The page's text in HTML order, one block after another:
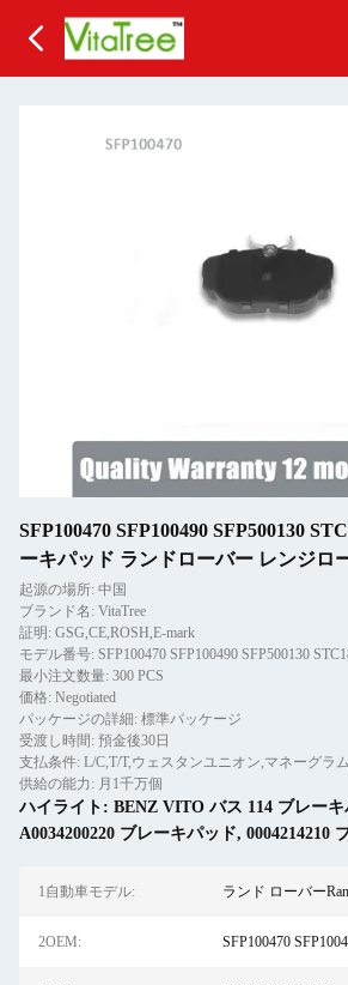
SFP100470 SFP100490 SFP500130
ーキパッド ランドローバー レンジロ
起源の場所: 中国
ブランド名: VitaTree
証明: GSG,CE,ROSH,E-mark
モデル番号: SFP100470 SFP100490 SFP500130
最小注文数量: 300 PCS
価格: Negotiated
パッケージの詳細: 標準パッケージ
受渡し時間: 預金後30日
支払条件: L/C,T/T,ウェスタンユニオン,マネーグラム
供給の能力: 月1千万個
ハイライト: BENZ VITO バス 114 ブレーキ
A0034200220 ブレーキパッド, 0004214210
1自動車モデル: ランド ローバー
2OEM: SFP100470